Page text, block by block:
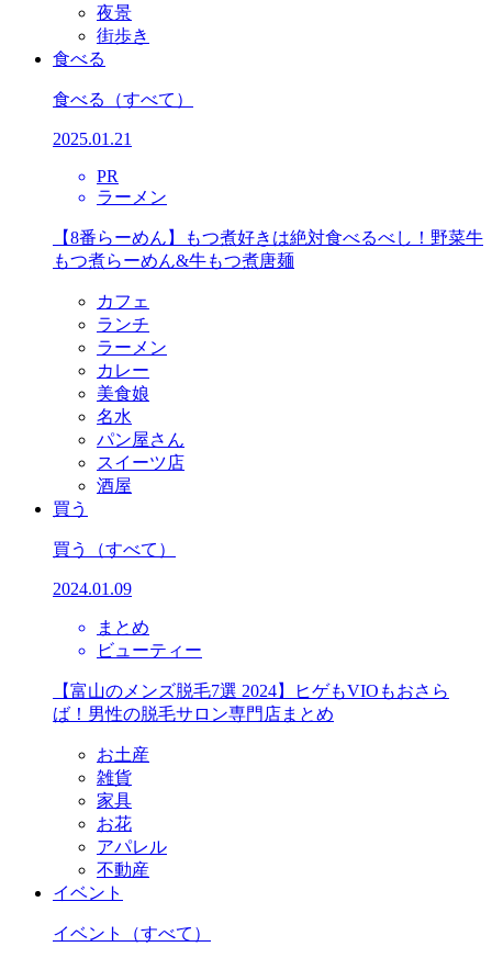
夜景
街歩き
食べる
食べる （すべて）
2025.01.21
PR
ラーメン
【8番らーめん】もつ煮好きは絶対食べるべし！野菜牛
もつ煮らーめん&牛もつ煮唐麺
カフェ
ランチ
ラーメン
カレー
美食娘
名水
パン屋さん
スイーツ店
酒屋
買う
買う （すべて）
2024.01.09
まとめ
ビューティー
【富山のメンズ脱毛7選 2024】ヒゲもVIOもおさら
ば！男性の脱毛サロン専門店まとめ
お土産
雑貨
家具
お花
アパレル
不動産
イベント
イベント （すべて）